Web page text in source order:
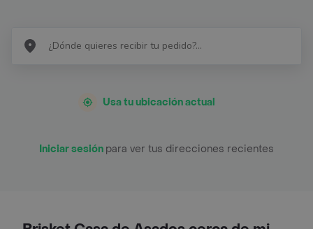
Usa tu ubicación actual
Iniciar sesión para ver tus direcciones recientes